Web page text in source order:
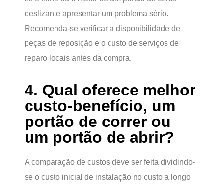
deslizante apresentar um problema sério.
Recomenda-se verificar a disponibilidade de
peças de reposição e o custo de serviços de
reparo locais antes da compra.
4. Qual oferece melhor
custo-benefício, um
portão de correr ou
um portão de abrir?
A comparação de custos deve ser feita dividindo-
se o custo inicial de instalação no custo a longo